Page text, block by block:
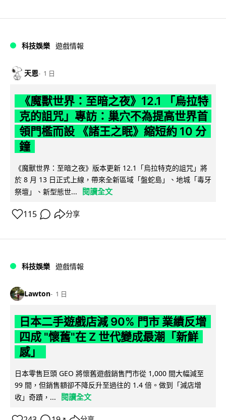
科技娛樂 遊戲情報
天恩 1 日
《魔獸世界：至暗之夜》12.1 「烏拉特
克的詛咒」專訪：巢穴不為提高世界首
領門檻而設 《諸王之眠》縮短約 10 分
鐘
《魔獸世界：至暗之夜》版本更新 12.1「烏拉特克的詛咒」將
於 8 月 13 日正式上線，帶來全新區域「盤蛇島」、地城「毒牙
祭壇」、新型態世...
閱讀全文
115 分享
科技娛樂 遊戲情報
Lawton 1 日
日本二手遊戲店減 90% 門市 業績反增
四成 "懷舊"在 Z 世代變成最潮「新鮮
感」
日本零售巨頭 GEO 將懷舊遊戲銷售門市從 1,000 間大幅減至
99 間，但銷售額卻不降反升至過往的 1.4 倍。做到「減店增
收」奇蹟，...
閱讀全文